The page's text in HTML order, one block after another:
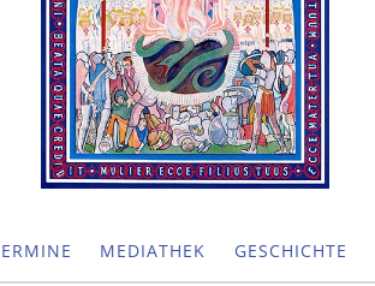
MEDIATHEK GESCHICHTE